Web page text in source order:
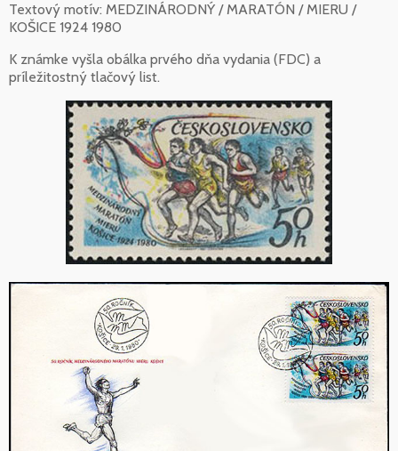
Textový motív: MEDZINÁRODNÝ / MARATÓN / MIERU /
KOŠICE 1924 1980
K známke vyšla obálka prvého dňa vydania (FDC) a
príležitostný tlačový list.